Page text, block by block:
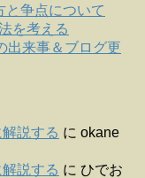
と争点について
を考える
出来事＆ブログ更
説する に okane
説する に ひでお